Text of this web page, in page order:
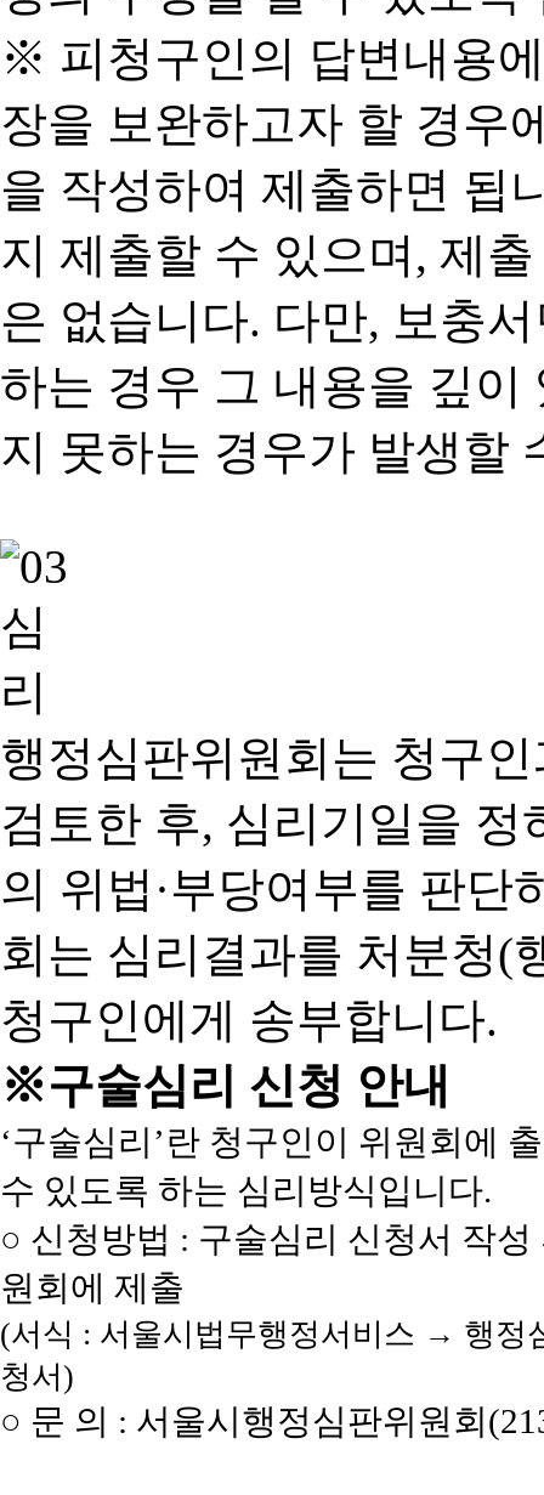
※ 피청구인의 답변내용
장을 보완하고자 할 경우
을 작성하여 제출하면 됩
지 제출할 수 있으며, 제
은 없습니다. 다만, 보충
하는 경우 그 내용을 깊이
지 못하는 경우가 발생할
행정심판위원회는 청구
검토한 후, 심리기일을 정
의 위법·부당여부를 판단
회는 심리결과를 처분청(
청구인에게 송부합니다.
※구술심리 신청 안내
‘구술심리’란 청구인이 위원회에
수 있도록 하는 심리방식입니다.
○ 신청방법 : 구술심리 신청서 작
원회에 제출
(서식 : 서울시법무행정서비스 → 행
청서)
○ 문 의 : 서울시행정심판위원회